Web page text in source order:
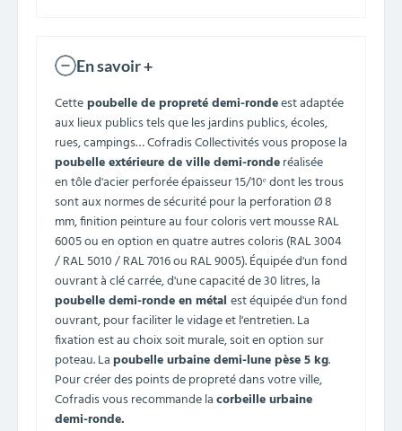
En savoir +
Cettepoubelle de propreté demi-rondeest adaptée
aux lieux publics tels que les jardins publics, écoles,
rues, campings… Cofradis Collectivités vous propose la
poubelle extérieure de ville demi-ronderéalisée
en tôle d'acier perforée épaisseur 15/10ᵉ dont les trous
sont aux normes de sécurité pour la perforation Ø 8
mm, finition peinture au four coloris vert mousse RAL
6005 ou en option en quatre autres coloris (RAL 3004
/ RAL 5010 / RAL 7016 ou RAL 9005). Équipée d'un fond
ouvrant à clé carrée, d'une capacité de 30 litres, la
poubelle demi-ronde en métal est équipée d'un fond
ouvrant, pour faciliter le vidage et l'entretien. La
fixation est au choix soit murale, soit en option sur
poteau. Lapoubelle urbaine demi-lune pèse 5 kg.
Pour créer des points de propreté dans votre ville,
Cofradis vous recommande lacorbeille urbaine
demi-ronde.